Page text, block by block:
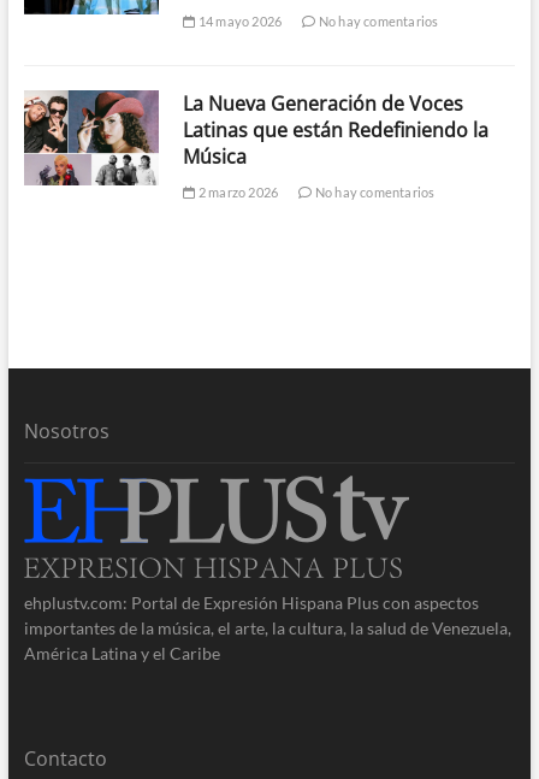
14 mayo 2026 No hay comentarios
La Nueva Generación de Voces
Latinas que están Redefiniendo la
Música
2 marzo 2026 No hay comentarios
Nosotros
ehplustv.com: Portal de Expresión Hispana Plus con aspectos
importantes de la música, el arte, la cultura, la salud de Venezuela,
América Latina y el Caribe
Contacto